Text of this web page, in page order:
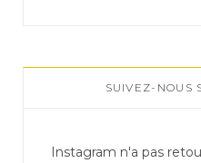
SUIVEZ-NOUS
Instagram n'a pas